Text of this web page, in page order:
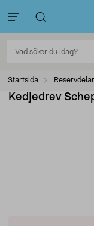
Startsida Reservdelar
Kedjedrev